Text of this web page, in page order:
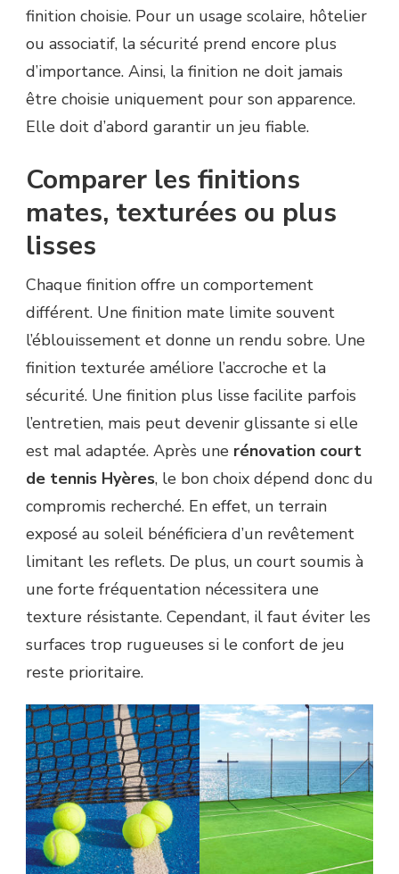
finition choisie. Pour un usage scolaire, hôtelier
ou associatif, la sécurité prend encore plus
d’importance. Ainsi, la finition ne doit jamais
être choisie uniquement pour son apparence.
Elle doit d’abord garantir un jeu fiable.
Comparer les finitions
mates, texturées ou plus
lisses
Chaque finition offre un comportement
différent. Une finition mate limite souvent
l’éblouissement et donne un rendu sobre. Une
finition texturée améliore l’accroche et la
sécurité. Une finition plus lisse facilite parfois
l’entretien, mais peut devenir glissante si elle
est mal adaptée. Après une rénovation court
de tennis Hyères, le bon choix dépend donc du
compromis recherché. En effet, un terrain
exposé au soleil bénéficiera d’un revêtement
limitant les reflets. De plus, un court soumis à
une forte fréquentation nécessitera une
texture résistante. Cependant, il faut éviter les
surfaces trop rugueuses si le confort de jeu
reste prioritaire.